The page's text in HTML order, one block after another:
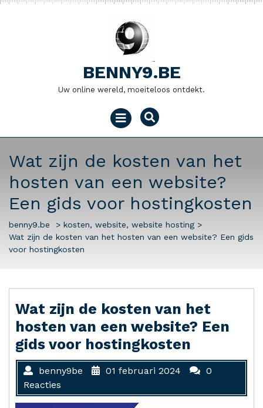
Naar
BENNY9.BE
Uw online wereld, moeiteloos ontdekt.
Menu
openen
Wat zijn de kosten van het
hosten van een website?
Een gids voor hostingkosten
benny9.be > kosten, website, website hosting >
Wat zijn de kosten van het hosten van een website? Een gids
voor hostingkosten
Wat zijn de kosten van het
hosten van een website? Een
gids voor hostingkosten
benny9be 01 februari 2024
0
Reacties